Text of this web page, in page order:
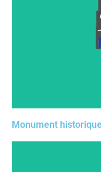
De l’état
en passant par
modeleur 3D
version de
Monument historique